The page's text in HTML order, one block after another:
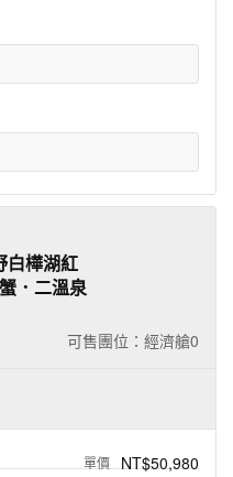
可售團位：經濟艙0
白樺湖紅
．二溫泉
NT$50,980